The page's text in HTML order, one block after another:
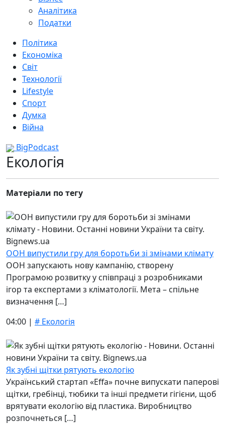
Аналітика
Податки
Політика
Економіка
Світ
Технології
Lifestyle
Спорт
Думка
Війна
BigPodcast
Екологія
Матеріали по тегу
ООН випустили гру для боротьби зі змінами клімату
ООН запускають нову кампанію, створену
Програмою розвитку у співпраці з розробниками
ігор та експертами з кліматології. Мета – спільне
визначення […]
04:00 | # Екологія
Як зубні щітки рятують екологію
Український стартап «Effa» почне випускати паперові
щітки, гребінці, тюбики та інші предмети гігієни, щоб
врятувати екологію від пластика. Виробництво
розпочнеться […]